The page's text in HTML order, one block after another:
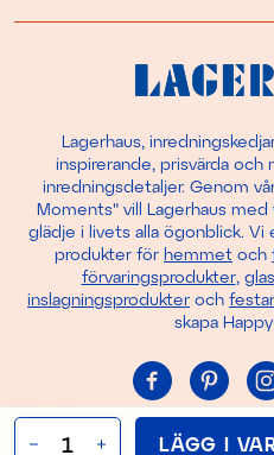
LÄGG I
Lagerhaus,
inspirerande, prisvärda
inredningsdetaljer. Genom
Moments" vill Lagerhaus
glädje i livets alla ögonblick. Vi
produkter för hemmet och
förvaringsprodukter, glas
inslagningsprodukter och
skapa
Cookie-